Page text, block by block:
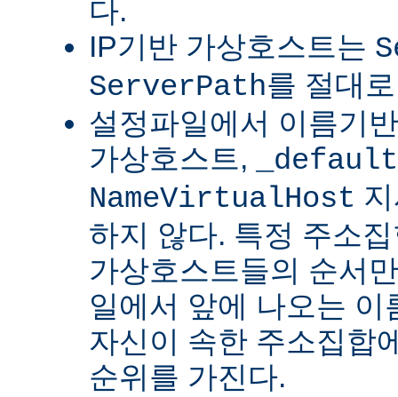
다.
IP기반 가상호스트는
ServerPath를 절대
설정파일에서 이름기
가상호스트,
NameVirtualHost
하지 않다. 특정 주소
가상호스트들의 순서
일에서 앞에 나오는
자신이 속한 주소집합
순위를 가진다.